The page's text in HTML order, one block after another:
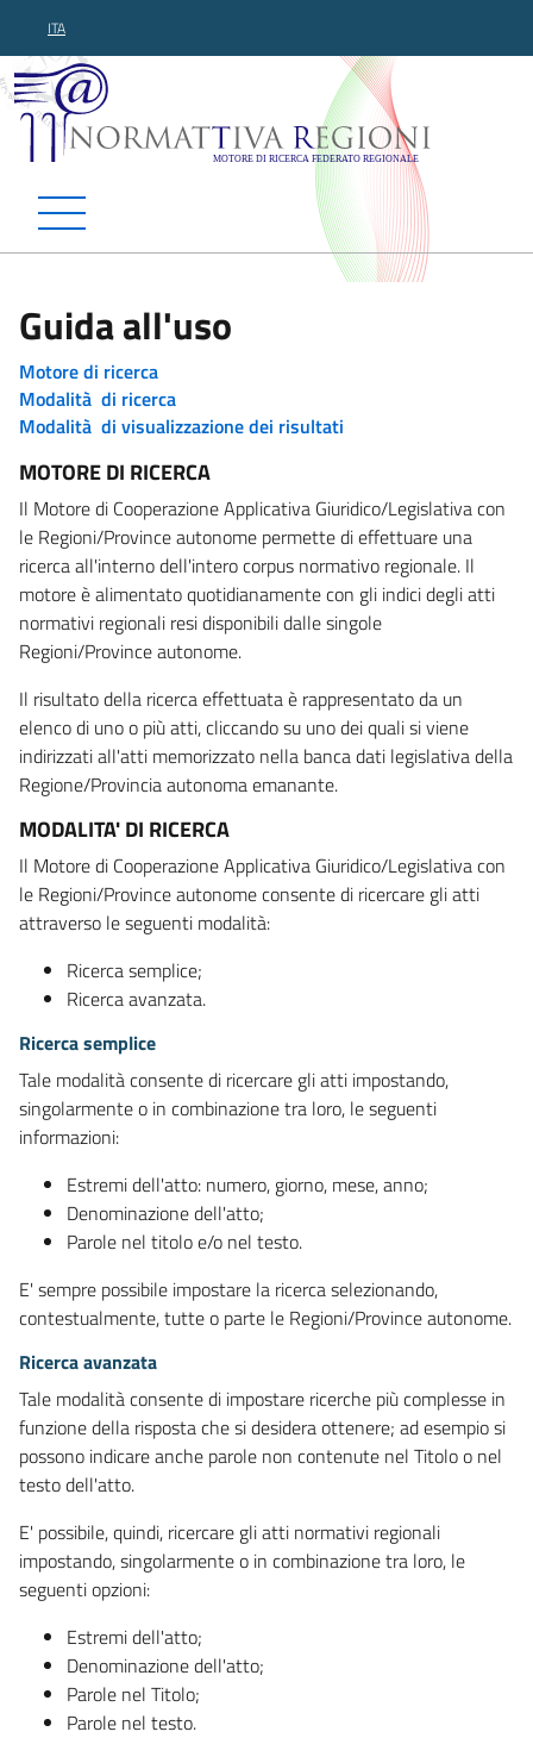
ITA
Normattiva Regioni -
Guida all'uso
Motore di ricerca
Modalità di ricerca
Modalità di visualizzazione dei risultati
MOTORE DI RICERCA
Il Motore di Cooperazione Applicativa Giuridico/Legislativa con
le Regioni/Province autonome permette di effettuare una
ricerca all'interno dell'intero corpus normativo regionale. Il
motore è alimentato quotidianamente con gli indici degli atti
normativi regionali resi disponibili dalle singole
Regioni/Province autonome.
Il risultato della ricerca effettuata è rappresentato da un
elenco di uno o più atti, cliccando su uno dei quali si viene
indirizzati all'atti memorizzato nella banca dati legislativa della
Regione/Provincia autonoma emanante.
MODALITA' DI RICERCA
Il Motore di Cooperazione Applicativa Giuridico/Legislativa con
le Regioni/Province autonome consente di ricercare gli atti
attraverso le seguenti modalità:
Ricerca semplice;
Ricerca avanzata.
Ricerca semplice
Tale modalità consente di ricercare gli atti impostando,
singolarmente o in combinazione tra loro, le seguenti
informazioni:
Estremi dell'atto: numero, giorno, mese, anno;
Denominazione dell'atto;
Parole nel titolo e/o nel testo.
E' sempre possibile impostare la ricerca selezionando,
contestualmente, tutte o parte le Regioni/Province autonome.
Ricerca avanzata
Tale modalità consente di impostare ricerche più complesse in
funzione della risposta che si desidera ottenere; ad esempio si
possono indicare anche parole non contenute nel Titolo o nel
testo dell'atto.
E' possibile, quindi, ricercare gli atti normativi regionali
impostando, singolarmente o in combinazione tra loro, le
seguenti opzioni:
Estremi dell'atto;
Denominazione dell'atto;
Parole nel Titolo;
Parole nel testo.